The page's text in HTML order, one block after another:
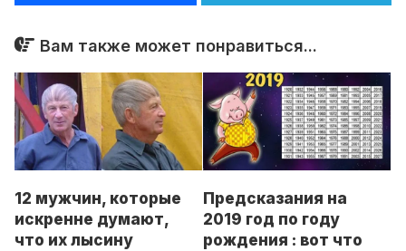
Вам также может понравиться...
12 мужчин, которые
искренне думают,
что их лысину
Предсказания на
2019 год по году
рождения : вот что